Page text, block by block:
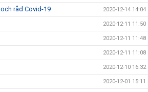
råd Covid-19 2020-12-14 14:04
2020-12-11 11:50
2020-12-11 11:48
2020-12-11 11:08
2020-12-10 16:32
2020-12-01 15:11